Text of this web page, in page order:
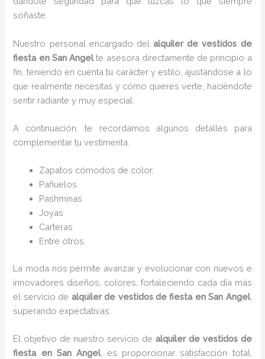
soñaste.
Nuestro personal encargado delalquiler de vestidos de
fiesta en San Angelte asesora directamente de principio a
fin, teniendo en cuenta tu carácter y estilo, ajustándose a lo
que realmente necesitas y cómo quieres verte, haciéndote
sentir radiante y muy especial.
A continuación, te recordamos algunos detalles para
complementar tu vestimenta.
Zapatos cómodos de color.
Pañuelos
Pashminas
Joyas
Carteras
Entre otros.
La moda nos permite avanzar y evolucionar con nuevos e
innovadores diseños, colores, fortaleciendo cada día más
el servicio de alquiler de vestidos de fiesta en San Angel,
superando expectativas.
El objetivo de nuestro servicio de alquiler de vestidos de
fiesta en San Angel, es proporcionar satisfacción total,